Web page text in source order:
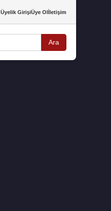
Üyelik GirişiÜye Olİletişim
Ara